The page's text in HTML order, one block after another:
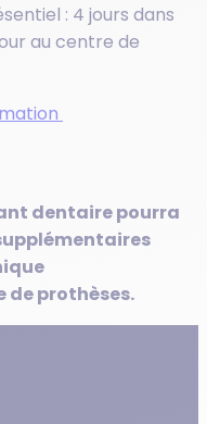
: 4 jours dans
au centre de
dentaire pourra
de prothèses.